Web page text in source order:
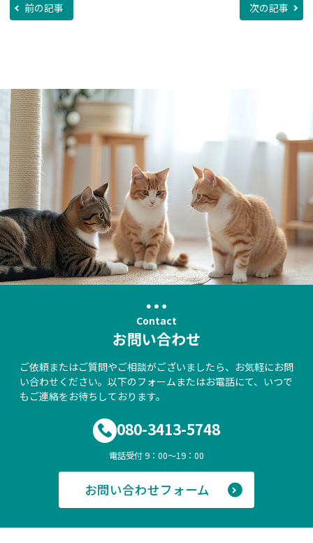
前の記事 次の記事
Contact
お問い合わせ
ご依頼またはご質問やご相談がございましたら、お気軽にお問
い合わせください。以下のフォームまたはお電話にて、いつで
もご連絡をお待ちしております。
080-3413-5748
電話受付 9：00～19：00
お問い合わせフォーム